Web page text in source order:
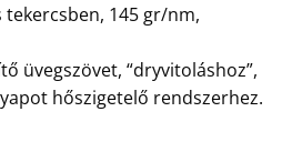
tekercsben, 145 gr/nm,
üvegszövet, “dryvitoláshoz”,
hőszigetelő rendszerhez.